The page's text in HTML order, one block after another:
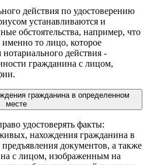
действия по удостоверению
устанавливаются и
обстоятельства, например, что
то лицо, которое
действия -
гражданина с лицом,
гражданина в определенном
месте
удостоверять факты:
нахождения гражданина в
документов, а также
с лицом, изображенным на